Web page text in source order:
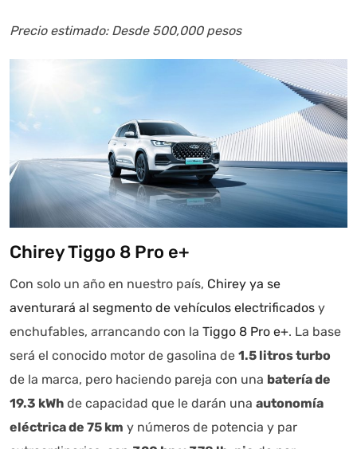
Precio estimado: Desde 500,000 pesos
Chirey Tiggo 8 Pro e+
Con solo un año en nuestro país, Chirey ya se
aventurará al segmento de vehículos electrificados y
enchufables, arrancando con la Tiggo 8 Pro e+. La base
será el conocido motor de gasolina de 1.5 litros turbo
de la marca, pero haciendo pareja con una batería de
19.3 kWh de capacidad que le darán una autonomía
eléctrica de 75 km y números de potencia y par